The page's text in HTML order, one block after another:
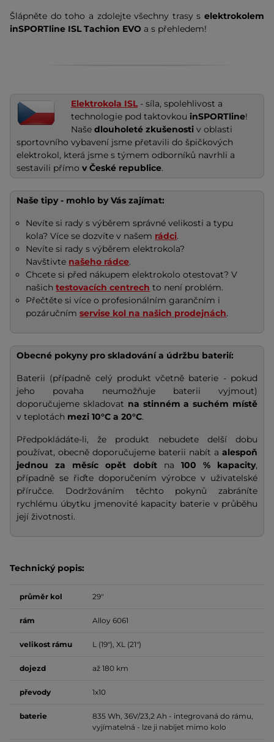
Šlápněte do toho a zdolejte všechny trasy s elektrokolem
inSPORTline ISL Tachion EVO a s přehledem!
Elektrokola ISL- síla, spolehlivost a
technologie pod taktovkou inSPORTline!
Naše dlouholeté zkušenosti v oblasti
sportovního vybavení jsme přetavili do špičkových
elektrokol, která jsme s týmem odborníků navrhli a
sestavili přímo v České republice.
Naše tipy - mohlo by Vás zajímat:
Nevíte si rady s výběrem správné velikosti a typu
kola? Více se dozvíte v našem rádci.
Nevíte si rady s výběrem elektrokola?
Navštivte našeho rádce.
Chcete si před nákupem elektrokolo otestovat? V
našichtestovacích centrech to není problém.
Přečtěte si více o profesionálním garančním i
pozáručnímservise kol na našich prodejnách.
Obecné pokyny pro skladování a údržbu baterií:
Baterii (případně celý produkt včetně baterie - pokud
jeho povaha neumožňuje baterii vyjmout)
doporučujeme skladovat na stinném a suchém místě
v teplotách mezi 10°C a 20°C.
Předpokládáte-li, že produkt nebudete delší dobu
používat, obecně doporučujeme baterii nabít a alespoň
jednou za měsíc opět dobítna 100 % kapacity,
případně se řiďte doporučením výrobce v uživatelské
příručce. Dodržováním těchto pokynů zabráníte
rychlému úbytku jmenovité kapacity baterie v průběhu
její životnosti.
Technický popis:
průměr kol 29"
rám Alloy 6061
velikost rámu L (19"), XL (21")
dojezd až 180 km
převody 1x10
baterie
835 Wh, 36V/23,2 Ah - integrovaná do rámu,
vyjímatelná - lze ji nabíjet mimo kolo